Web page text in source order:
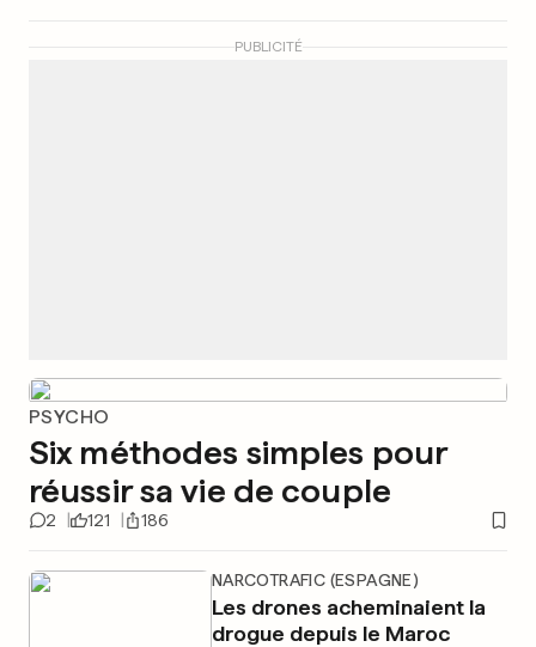
PUBLICITÉ
PSYCHO
Six méthodes simples pour
réussir sa vie de couple
2 121 186
NARCOTRAFIC (ESPAGNE)
Les drones acheminaient la
drogue depuis le Maroc